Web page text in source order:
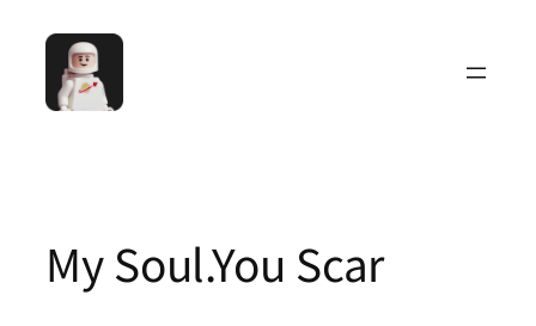
My Soul.You Scar